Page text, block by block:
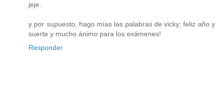
jeje.
y por supuesto, hago mías las palabras de vicky; feliz año y
suerte y mucho ánimo para los exámenes!
Responder